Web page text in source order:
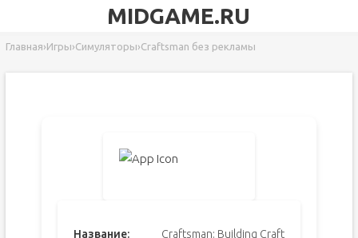
MIDGAME.RU
Главная›Игры›Симуляторы›Craftsman без рекламы
Название: Craftsman: Building Craft